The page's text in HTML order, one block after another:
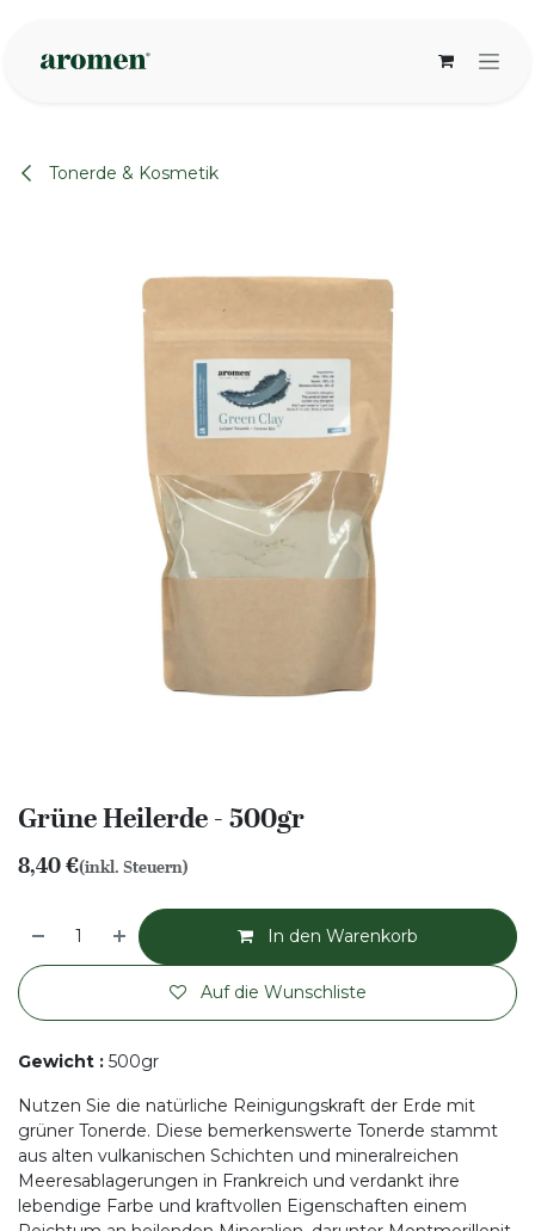
Tonerde & Kosmetik
Grüne Heilerde - 500gr
8,40€(inkl. Steuern)
In den Warenkorb
Auf die Wunschliste
Gewicht : 500gr
Nutzen Sie die natürliche Reinigungskraft der Erde mit
grüner Tonerde. Diese bemerkenswerte Tonerde stammt
aus alten vulkanischen Schichten und mineralreichen
Meeresablagerungen in Frankreich und verdankt ihre
lebendige Farbe und kraftvollen Eigenschaften einem